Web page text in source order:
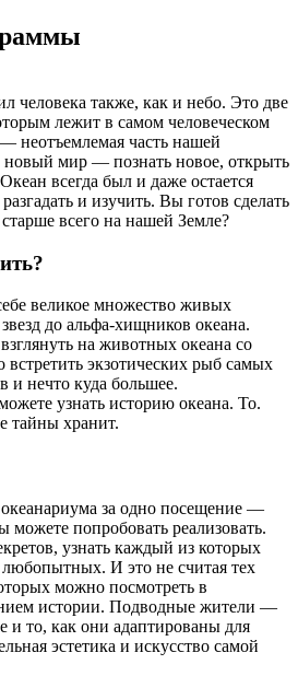
человека также, как и небо. Это две
лежит в самом человеческом
неотъемлемая часть нашей
новый мир — познать новое, открыть
всегда был и даже остается
и изучить. Вы готов сделать
всего на нашей Земле?
великое множество живых
до альфа-хищников океана.
на животных океана со
встретить экзотических рыб самых
и нечто куда большее.
узнать историю океана. То.
тайны хранит.
океанариума за одно посещение —
попробовать реализовать.
узнать каждый из которых
любопытных. И это не считая тех
можно посмотреть в
истории. Подводные жители —
и то, как они адаптированы для
эстетика и искусство самой